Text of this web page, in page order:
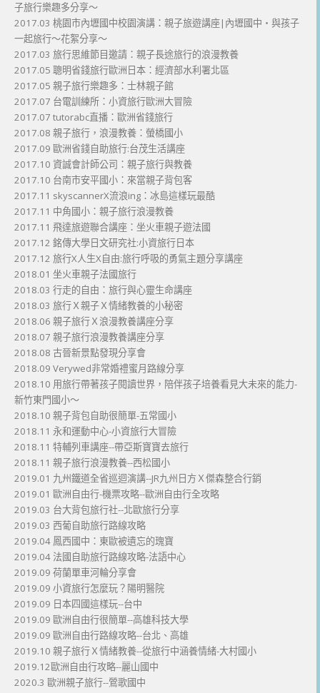
子旅行樂趣多分享～
2017.03 桃園市內壢國中校園演講：親子旅遊講座|內壢國中・與孩子
一起旅行～花絮分享～
2017.03 旅行思維節目邀請：親子長途旅行的浪漫教養
2017.05 聰明省錢旅行歐洲日本：經濟部水利署北區
2017.05 親子旅行樂趣多：士林親子館
2017.07 台電訓練所：小資旅行歐洲大冒險
2017.07 tutorabc直播：歐洲省錢旅行
2017.08 親子旅行，浪漫教養：螢橋國小
2017.09 歐洲省錢自助旅行:台茂生活講座
2017.10 資誠會計師公司：親子旅行與教養
2017.10 台南市安平國小：來當親子背包客
2017.11 skyscannerX流浪ing：冰島這樣玩最酷
2017.11 中角國小：親子旅行浪漫教養
2017.11 飛達旅遊聯合講座：坐火車親子遊法國
2017.12 銘傳大學日文研究社:小資旅行日本
2017.12 旅行X人生X自由:旅行呼吸的勇氣主題分享講座
2018.01 坐火車親子法國旅行
2018.03 行走的自由：旅行與心靈生命講座
2018.03 旅行Ｘ親子Ｘ情緒教養的小秘密
2018.06 親子旅行Ｘ浪漫教養講座分享
2018.07 親子旅行浪漫教養講座分享
2018.08 古晉新景點發現分享會
2018.09 Verywed非常婚禮蜜月路線分享
2018.10 用旅行帶著孩子閱讀世界，陪伴孩子培養看見大未來的能力-
新竹東門國小～
2018.10 親子背包自助很簡單-五常國小
2018.11 永和運動中心-小資旅行大冒險
2018.11 特輔列車講座--帶亞斯寶寶去旅行
2018.11 親子旅行浪漫教養--西松國小
2019.01 九州鐵道全省巡迴演講--JR九州日方Ｘ傑森整合行銷
2019.01 歐洲自由行-機票攻略--歐洲自由行全攻略
2019.03 台大背包旅行社--北歐旅行分享
2019.03 西葡自助旅行路線攻略
2019.04 鳳西國中：東歐被遺忘的瑰寶
2019.04 法國自助旅行路線攻略-法語中心
2019.09 荷蘭單車河輪分享會
2019.09 小資旅行怎麼玩？陽明醫院
2019.09 日本四國這樣玩--台中
2019.09 歐洲自由行很簡單--高雄科技大學
2019.09 歐洲自由行路線攻略--台北、高雄
2019.10 親子旅行Ｘ情緒教養--從旅行中涵養情緒-大村國小
2019.12歐洲自由行攻略--麗山國中
2020.3 歐洲親子旅行--鶯歌國中